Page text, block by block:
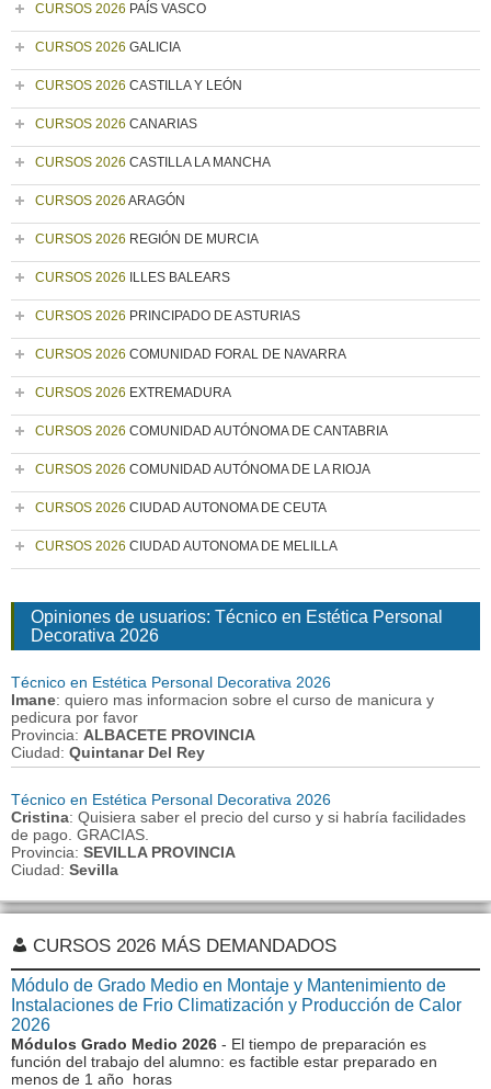
CURSOS 2026 PAÍS VASCO
CURSOS 2026 GALICIA
CURSOS 2026 CASTILLA Y LEÓN
CURSOS 2026 CANARIAS
CURSOS 2026 CASTILLA LA MANCHA
CURSOS 2026 ARAGÓN
CURSOS 2026 REGIÓN DE MURCIA
CURSOS 2026 ILLES BALEARS
CURSOS 2026 PRINCIPADO DE ASTURIAS
CURSOS 2026 COMUNIDAD FORAL DE NAVARRA
CURSOS 2026 EXTREMADURA
CURSOS 2026 COMUNIDAD AUTÓNOMA DE CANTABRIA
CURSOS 2026 COMUNIDAD AUTÓNOMA DE LA RIOJA
CURSOS 2026 CIUDAD AUTONOMA DE CEUTA
CURSOS 2026 CIUDAD AUTONOMA DE MELILLA
Opiniones de usuarios: Técnico en Estética Personal
Decorativa 2026
Técnico en Estética Personal Decorativa 2026
Imane: quiero mas informacion sobre el curso de manicura y
pedicura por favor
Provincia: ALBACETE PROVINCIA
Ciudad: Quintanar Del Rey
Técnico en Estética Personal Decorativa 2026
Cristina: Quisiera saber el precio del curso y si habría facilidades
de pago. GRACIAS.
Provincia: SEVILLA PROVINCIA
Ciudad: Sevilla
CURSOS 2026 MÁS DEMANDADOS
Módulo de Grado Medio en Montaje y Mantenimiento de
Instalaciones de Frio Climatización y Producción de Calor
2026
Módulos Grado Medio 2026 - El tiempo de preparación es
función del trabajo del alumno: es factible estar preparado en
menos de 1 año horas